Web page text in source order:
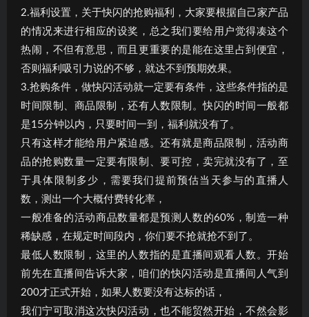
2.福利设置，关于快闪的抢购福利，大家要根据自己家产品
的情况来进行相应的设奖，总之我们要给用户觉得凑这个
热闹，不但有意思，而且更重要的是能在这里占到便宜，
否则福利吸引力说的不够，就达不到预期效果。
3.抢购条件，做快闪活动就一定要有条件，这些条件指的是
时间限制、商品限制，还有人数限制。快闪的时间一般都
是15分钟以内，只要时间一到，福利就没有了。
只有这样才能给用户紧迫感。还有就是商品限制，活动商
品的抢购数量一定要有限制、要可控，卖完就没有了，至
于具体限制多少，需要我们提前预估当天参与的直播人
数，测出一个大概付费转化率，
一般准备的活动商品数量都是预测人数的60%，制造一种
稀缺感，在规定时间段内，你们要不抢就抢不到了。
最低人数限制，这里的人数指的是直播间观看人数。开始
前先在直播间告诉大家，咱们的快闪活动是直播间人气到
200才正式开始，如果人数要没有达标的话，
我们宁可取消这次快闪活动，也不能贸然开始，不然会影